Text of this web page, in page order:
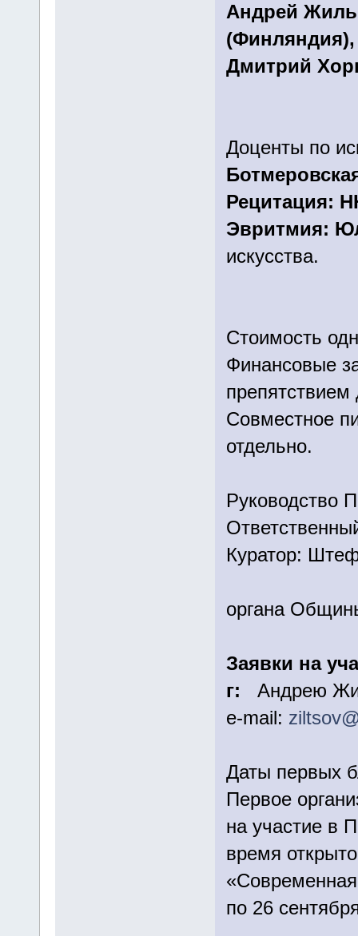
Андрей
Дмитрий
Доценты по
Рецитация:
Эвритмия:
искусства.
Стоимость
Финансовые
препятствием
Совместное
отдельно.
Руководство
Куратор:
органа
Заявки на
г:
Андрею
е-mail:
Даты первых
Первое
на участие в
время
по 26